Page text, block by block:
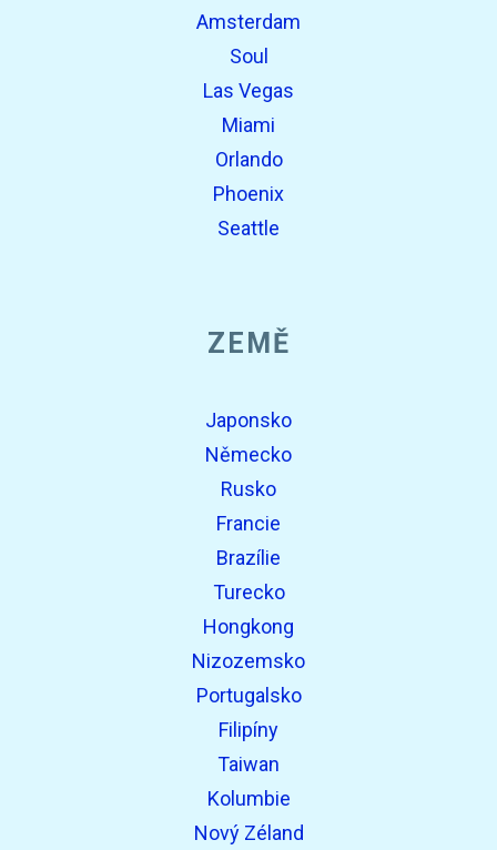
Amsterdam
Soul
Las Vegas
Miami
Orlando
Phoenix
Seattle
ZEMĚ
Japonsko
Německo
Rusko
Francie
Brazílie
Turecko
Hongkong
Nizozemsko
Portugalsko
Filipíny
Taiwan
Kolumbie
Nový Zéland